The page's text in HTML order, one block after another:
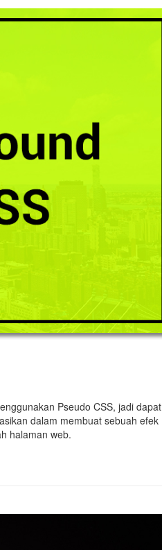
Pseudo CSS, jadi dapat
dalam membuat sebuah efek
halaman web.